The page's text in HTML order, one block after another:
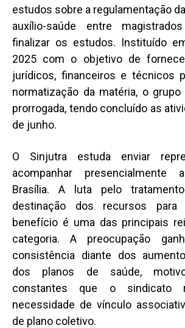
estudos sobre a regulamentação
auxílio-saúde entre
finalizar os estudos. Instituído
2025 com o objetivo de
jurídicos, financeiros e técnicos
normatização da matéria, o
prorrogada, tendo concluído as
de junho.
O Sinjutra estuda enviar
acompanhar
Brasília. A luta pelo
destinação dos recursos
benefício é uma das principais
categoria. A preocupação
consistência diante dos
dos planos de saúde,
constantes que o sindicato
necessidade de vínculo
de plano coletivo.